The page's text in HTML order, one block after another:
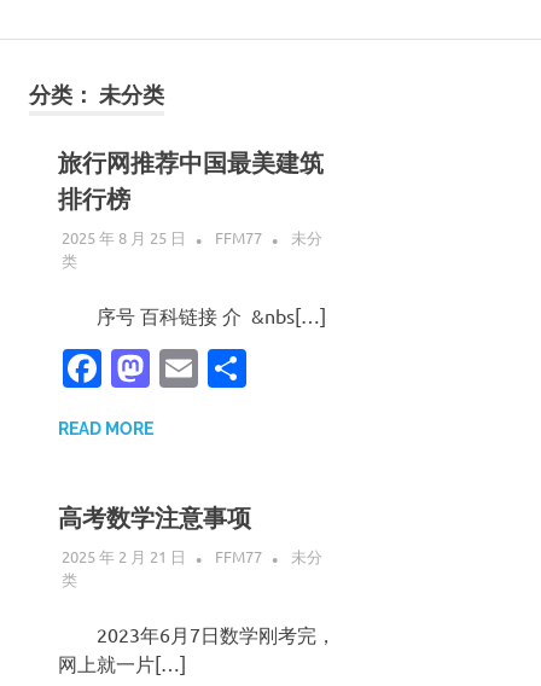
to
说
走
就
走
的
旅
行
分类： 未分类
旅行网推荐中国最美建筑
排行榜
2025 年 8 月 25 日 FFM77
未分
类
序号 百科链接 介 &nbs[…]
Facebook
Mastodon
Email
READ MORE
高考数学注意事项
2025 年 2 月 21 日 FFM77
未分
类
2023年6月7日数学刚考完，
网上就一片[…]